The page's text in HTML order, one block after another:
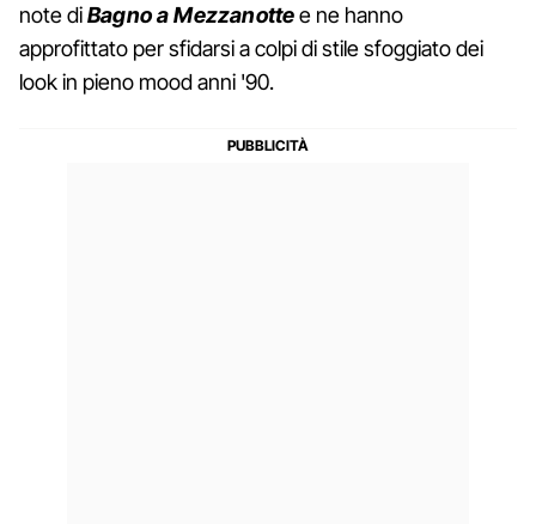
note diBagno a Mezzanotte e ne hanno
approfittato per sfidarsi a colpi di stile sfoggiato dei
look in pieno mood anni '90.